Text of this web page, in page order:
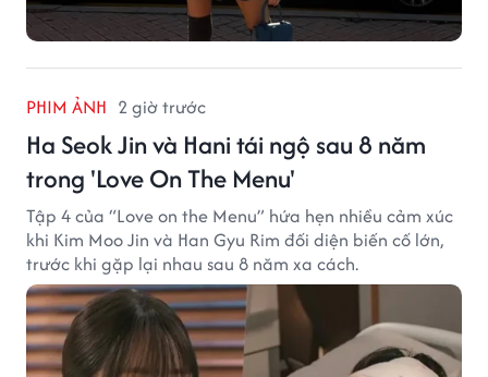
PHIM ẢNH 2 giờ trước
Ha Seok Jin và Hani tái ngộ sau 8 năm
trong 'Love On The Menu'
Tập 4 của “Love on the Menu” hứa hẹn nhiều cảm xúc
khi Kim Moo Jin và Han Gyu Rim đối diện biến cố lớn,
trước khi gặp lại nhau sau 8 năm xa cách.